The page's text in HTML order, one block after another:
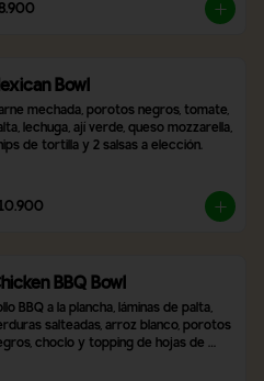
Bowl
mechada, porotos negros, tomate,
lechuga, ají verde, queso mozzarella,
de tortilla y 2 salsas a elección.
BBQ Bowl
BBQ a la plancha, láminas de palta,
salteadas, arroz blanco, porotos
choclo y topping de hojas de